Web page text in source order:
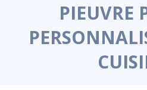
PIEUVRE